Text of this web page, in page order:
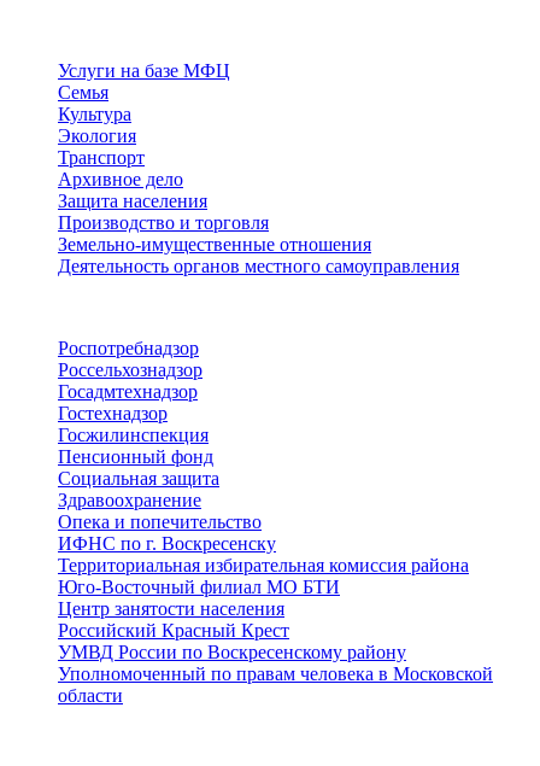
Услуги на базе МФЦ
Семья
Культура
Экология
Транспорт
Архивное дело
Защита населения
Производство и торговля
Земельно-имущественные отношения
Деятельность органов местного самоуправления
Роспотребнадзор
Россельхознадзор
Госадмтехнадзор
Гостехнадзор
Госжилинспекция
Пенсионный фонд
Социальная защита
Здравоохранение
Опека и попечительство
ИФНС по г. Воскресенску
Территориальная избирательная комиссия района
Юго-Восточный филиал МО БТИ
Центр занятости населения
Российский Красный Крест
УМВД России по Воскресенскому району
Уполномоченный по правам человека в Московской
области